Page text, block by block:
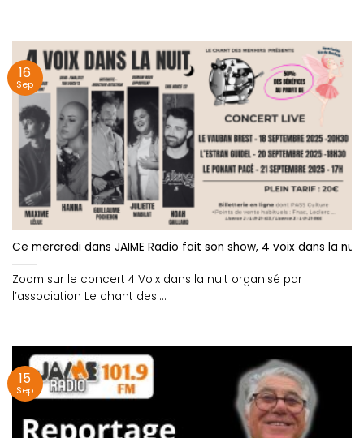
Ce mercredi dans JAIME Radio fait son show, 4 voix dans la nuit
Zoom sur le concert 4 Voix dans la nuit organisé par
l’association Le chant des....
16
Sep
15
Sep